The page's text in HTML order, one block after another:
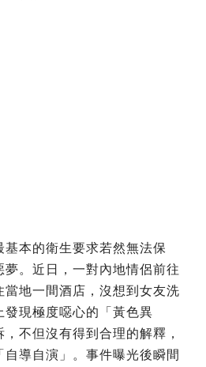
基本的衛生要求若然無法保
。近日，一對內地情侶前往
地一間酒店，沒想到女友洗
現極度噁心的「黃色異
不但沒有得到合理的解釋，
自導自演」。事件曝光後瞬間